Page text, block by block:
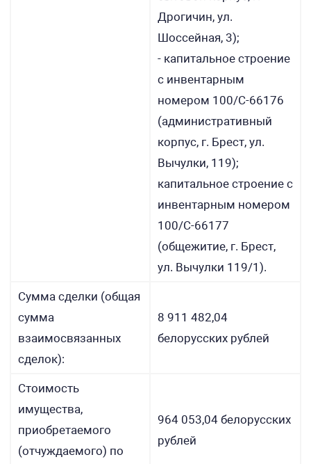
Дрогичин, ул.
Шоссейная, 3);
- капитальное строение
с инвентарным
номером 100/С-66176
(административный
корпус, г. Брест, ул.
Вычулки, 119);
капитальное строение с
инвентарным номером
100/С-66177
(общежитие, г. Брест,
ул. Вычулки 119/1).
Сумма сделки (общая
сумма
взаимосвязанных
сделок):
8 911 482,04
белорусских рублей
Стоимость
имущества,
приобретаемого
(отчуждаемого) по
964 053,04 белорусских
рублей